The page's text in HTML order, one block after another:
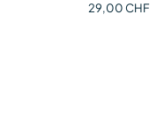
29,00 CHF